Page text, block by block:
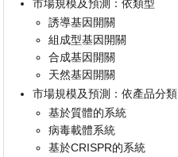
市場規模及預測：依類型
誘導基因開關
組成型基因開關
合成基因開關
天然基因開關
市場規模及預測：依產品分類
基於質體的系統
病毒載體系統
基於CRISPR的系統